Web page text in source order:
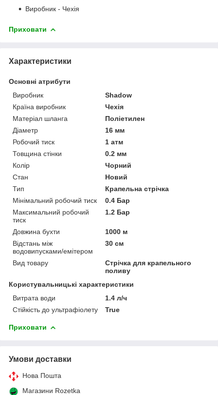
Виробник - Чехія
Приховати
Характеристики
Основні атрибути
Виробник
Shadow
Країна виробник
Чехія
Матеріал шланга
Поліетилен
Діаметр
16 мм
Робочий тиск
1 атм
Товщина стінки
0.2 мм
Колір
Чорний
Стан
Новий
Тип
Крапельна стрічка
Мінімальний робочий тиск
0.4 Бар
Максимальний робочий
тиск
1.2 Бар
Довжина бухти
1000 м
Відстань між
водовипусками/емітером
30 см
Вид товару
Стрічка для крапельного
поливу
Користувальницькі характеристики
Витрата води
1.4 л/ч
Стійкість до ультрафіолету
True
Приховати
Умови доставки
Нова Пошта
Магазини Rozetka